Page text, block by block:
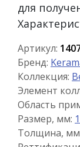
для
Артикул:
Бренд:
Коллекция:
Элемент
Область
Размер, мм:
Толщина,